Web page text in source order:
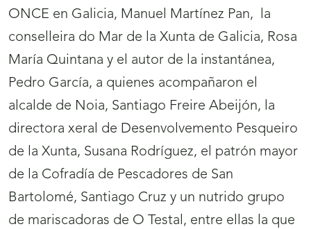
ONCE en Galicia, Manuel Martínez Pan, la
conselleira do Mar de la Xunta de Galicia, Rosa
María Quintana y el autor de la instantánea,
Pedro García, a quienes acompañaron el
alcalde de Noia, Santiago Freire Abeijón, la
directora xeral de Desenvolvemento Pesqueiro
de la Xunta, Susana Rodríguez, el patrón mayor
de la Cofradía de Pescadores de San
Bartolomé, Santiago Cruz y un nutrido grupo
de mariscadoras de O Testal, entre ellas la que